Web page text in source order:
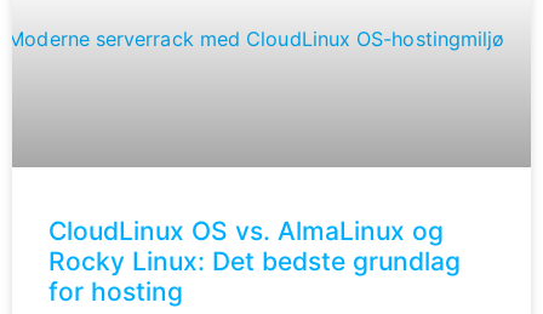
CloudLinux OS vs. AlmaLinux og
Rocky Linux: Det bedste grundlag
for hosting